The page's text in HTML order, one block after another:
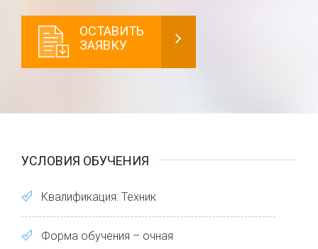
ОСТАВИТЬ
ЗАЯВКУ
УСЛОВИЯ ОБУЧЕНИЯ
Квалификация: Техник
Форма обучения – очная